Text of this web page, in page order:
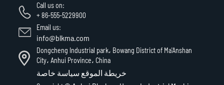
Call us on:
+ 86-555-5229900
Email us:
info@blkma.com
Dongcheng Industrial park، Bowang District of Ma'Anshan
City، Anhui Province، China
خريطة الموقع سياسة خاصة